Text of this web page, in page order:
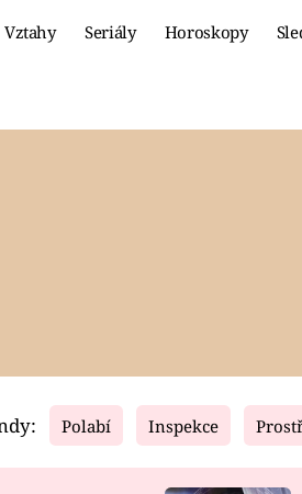
Vztahy Seriály Horoskopy
Fresh
Polabí Inspekce